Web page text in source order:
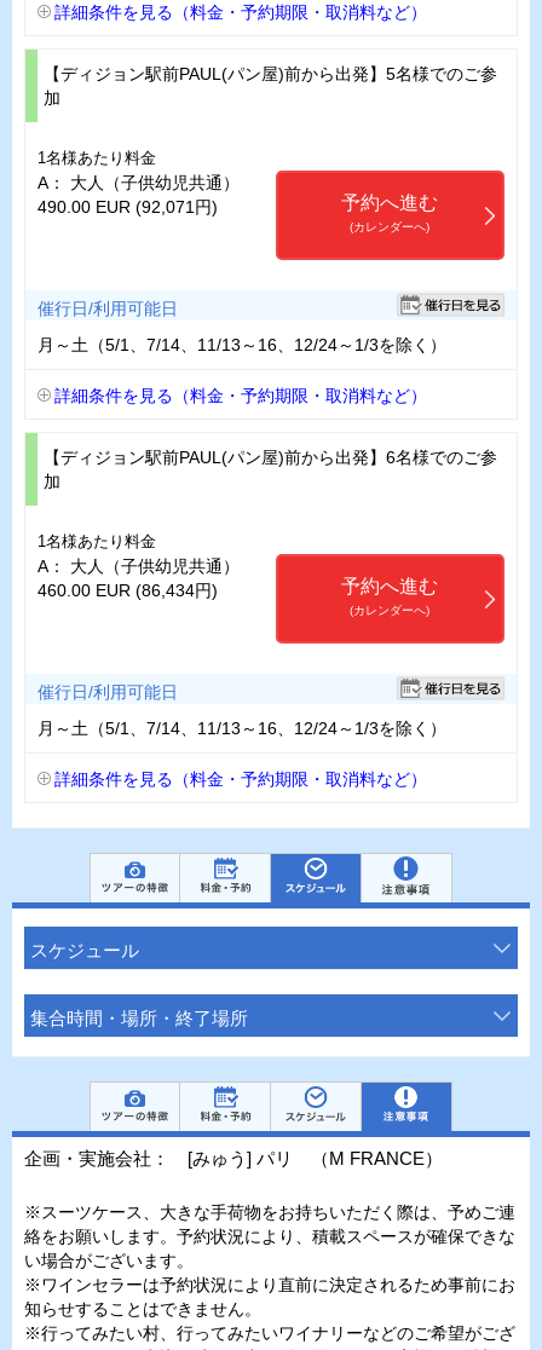
詳細条件を見る（料金・予約期限・取消料など）
【ディジョン駅前PAUL(パン屋)前から出発】5名様でのご参
加
1名様あたり料金
A： 大人（子供幼児共通）
490.00 EUR (92,071円)
予約へ進む
(カレンダーへ)
催行日/利用可能日
月～土（5/1、7/14、11/13～16、12/24～1/3を除く）
詳細条件を見る（料金・予約期限・取消料など）
【ディジョン駅前PAUL(パン屋)前から出発】6名様でのご参
加
1名様あたり料金
A： 大人（子供幼児共通）
460.00 EUR (86,434円)
予約へ進む
(カレンダーへ)
催行日/利用可能日
月～土（5/1、7/14、11/13～16、12/24～1/3を除く）
詳細条件を見る（料金・予約期限・取消料など）
スケジュール
集合時間・場所・終了場所
企画・実施会社： [みゅう] パリ （M FRANCE）
※スーツケース、大きな手荷物をお持ちいただく際は、予めご連
絡をお願いします。予約状況により、積載スペースが確保できな
い場合がございます。
※ワインセラーは予約状況により直前に決定されるため事前にお
知らせすることはできません。
※行ってみたい村、行ってみたいワイナリーなどのご希望がござ